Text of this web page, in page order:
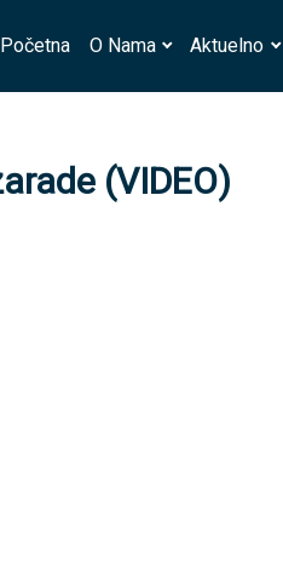
Početna O Nama Aktuelno
(VIDEO)